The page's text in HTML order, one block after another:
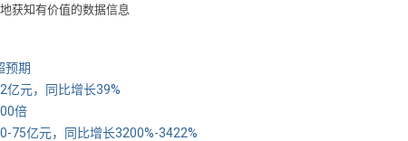
获知有价值的数据信息
预期
亿元，同比增长39%
倍
75亿元，同比增长3200%-3422%